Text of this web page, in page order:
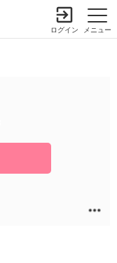
メニュー
ログイン